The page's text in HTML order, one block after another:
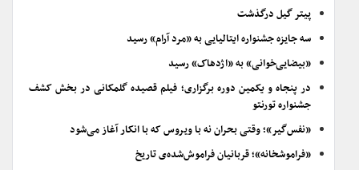
پیتر گیل درگذشت
سه جایزه جشنواره ایتالیایی به «مرد آرام» رسید
«بیضایی‌خوانی» به «اژدهاک» رسید
در پنجاه و یکمین دوره برگزاری؛ فیلم قصیده گلمکانی در بخش کشف
جشنواره تورنتو
«نفس‌گیر»؛ وقتی بحران نه با ویروس که با انکار آغاز می‌شود
«فراموشخانه»؛ قربانیان فراموش‌شده‌ی تاریخ